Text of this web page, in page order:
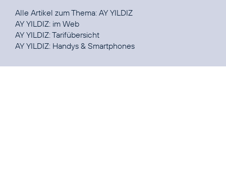
Alle Artikel zum Thema: AY YILDIZ
AY YILDIZ: im Web
AY YILDIZ:Tarifübersicht
AY YILDIZ: Handys & Smartphones